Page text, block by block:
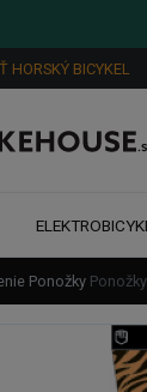
HORSKÝ BICYKEL
Ponožky